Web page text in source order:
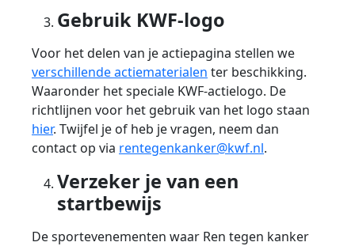
Gebruik KWF-logo
Voor het delen van je actiepagina stellen we
verschillende actiematerialen ter beschikking.
Waaronder het speciale KWF-actielogo. De
richtlijnen voor het gebruik van het logo staan
hier. Twijfel je of heb je vragen, neem dan
contact op via rentegenkanker@kwf.nl.
Verzeker je van een
startbewijs
De sportevenementen waar Ren tegen kanker